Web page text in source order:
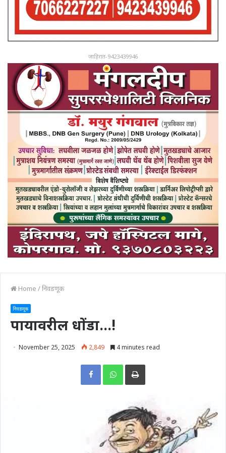
जाहिरात-9423439946
Home /निवडणूक
निवडणूक
पायावरील धोंडा…!
November 25, 2025 2,849 4 minutes read
Print